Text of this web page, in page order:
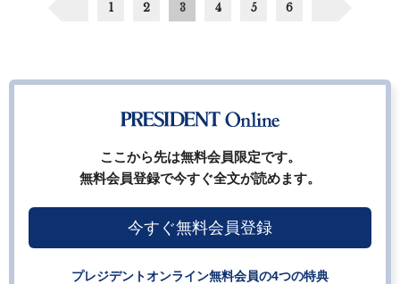
1 2 3 4 5 6
ここから先は無料会員限定です。
無料会員登録で今すぐ全文が読めます。
今すぐ無料会員登録
プレジデントオンライン無料会員の4つの特典